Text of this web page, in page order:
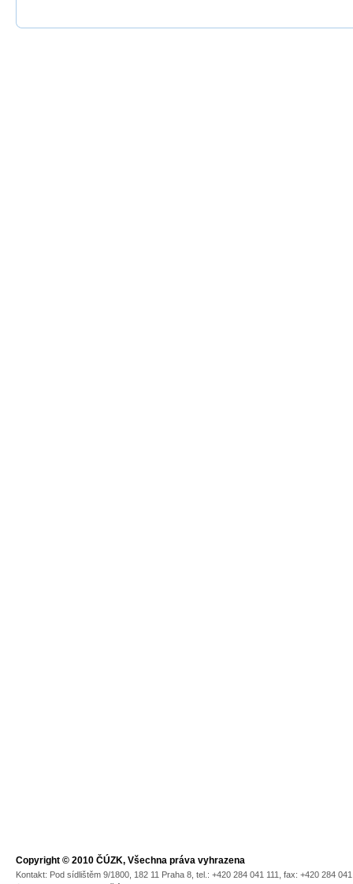
Copyright © 2010 ČÚZK, Všechna práva vyhrazena
Kontakt: Pod sídlištěm 9/1800, 182 11 Praha 8, tel.: +420 284 041 111, fax: +420 284